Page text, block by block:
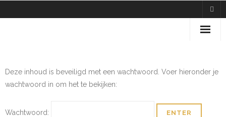
Over ons
Deze inhoud is beveiligd met een wachtwoord. Voer hieronder je
wachtwoord in om het te bekijken:
Wachtwoord: